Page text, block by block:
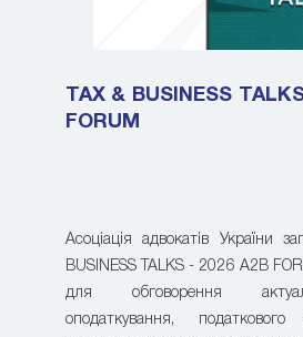
TAX & BUSINESS
FORUM
Асоціація адвокатів України
BUSINESS TALKS - 2026 A2B
для обговорення
оподаткування,